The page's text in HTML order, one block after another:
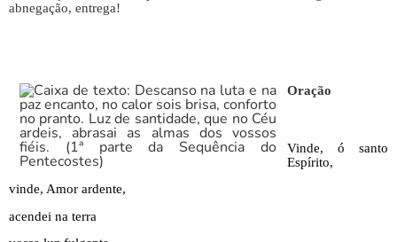
abnegação, entrega!
Oração
Vinde, ó santo
Espírito,
vinde, Amor ardente,
acendei na terra